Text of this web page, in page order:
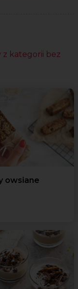
z kategorii bez
owsiane